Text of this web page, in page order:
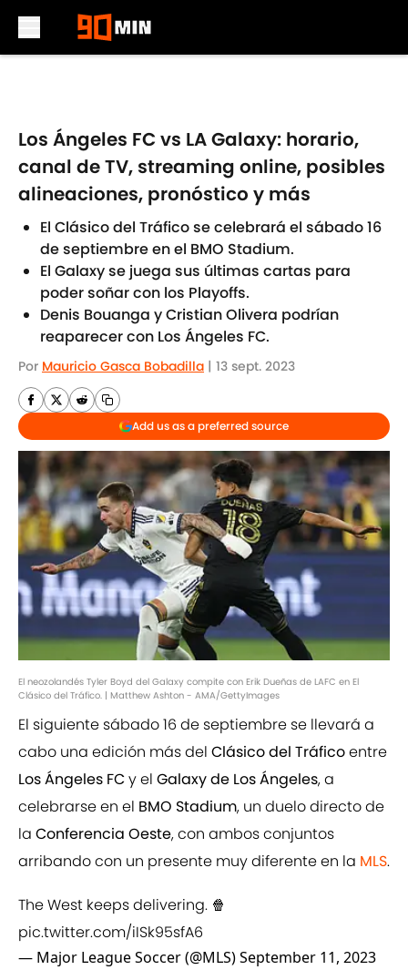
Los Ángeles FC vs LA Galaxy: horario,
canal de TV, streaming online, posibles
alineaciones, pronóstico y más
El Clásico del Tráfico se celebrará el sábado 16
de septiembre en el BMO Stadium.
El Galaxy se juega sus últimas cartas para
poder soñar con los Playoffs.
Denis Bouanga y Cristian Olivera podrían
reaparecer con Los Ángeles FC.
Por Mauricio Gasca Bobadilla | 13 sept. 2023
Add us as a preferred source
El neozolandés Tyler Boyd del Galaxy compite con Erik Dueñas de LAFC en El
Clásico del Tráfico. | Matthew Ashton - AMA/GettyImages
El siguiente sábado 16 de septiembre se llevará a
cabo una edición más del Clásico del Tráficoentre
Los Ángeles FCy el Galaxy de Los Ángeles, a
celebrarse en el BMO Stadium, un duelo directo de
la Conferencia Oeste, con ambos conjuntos
arribando con un presente muy diferente en la MLS.
The West keeps delivering. 🍿
pic.twitter.com/iISk95sfA6
— Major League Soccer (@MLS)September 11, 2023